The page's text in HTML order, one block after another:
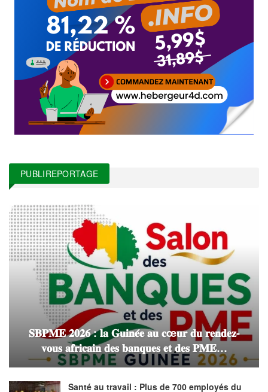
PUBLIREPORTAGE
𝐒𝐁𝐏𝐌𝐄 𝟐𝟎𝟐𝟔 : 𝐥𝐚 𝐆𝐮𝐢𝐧𝐞́𝐞 𝐚𝐮 𝐜œ𝐮𝐫 𝐝𝐮 𝐫𝐞𝐧𝐝𝐞𝐳-
𝐯𝐨𝐮𝐬 𝐚𝐟𝐫𝐢𝐜𝐚𝐢𝐧 𝐝𝐞𝐬 𝐛𝐚𝐧𝐪𝐮𝐞𝐬 𝐞𝐭 𝐝𝐞𝐬 𝐏𝐌𝐄…
Santé au travail : Plus de 700 employés du